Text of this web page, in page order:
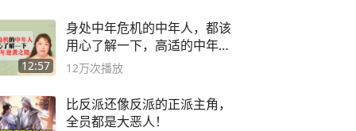
12:57
身处中年危机的中年人，都该
用心了解一下，高适的中年逆
袭之路
12万次播放
比反派还像反派的正派主角，
全员都是大恶人！